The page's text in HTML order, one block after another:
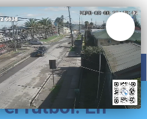
DEPORTES
fútbol: En